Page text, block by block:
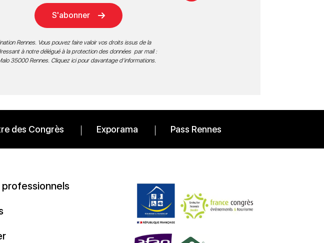
S'abonner
Rennes. Vous pouvez faire valoir vos droits issus de la
à notre délégué à la protection des données par mail :
35000 Rennes. Cliquez ici pour davantage d’informations.
des Congrès Exporama Pass Rennes